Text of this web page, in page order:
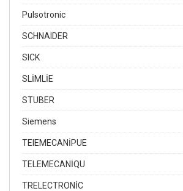
Pulsotronic
SCHNAIDER
SICK
SLİMLİE
STUBER
Siemens
TEIEMECANİPUE
TELEMECANİQU
TRELECTRONİC